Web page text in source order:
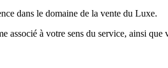
dans le domaine de la vente du Luxe.
à votre sens du service, ainsi